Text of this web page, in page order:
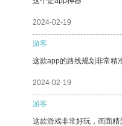
2024-02-19
游客
这款app的路线规划非常精
2024-02-19
游客
这款游戏非常好玩，画面精